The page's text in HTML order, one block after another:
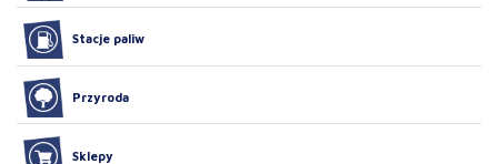
Stacje paliw
Przyroda
Sklepy